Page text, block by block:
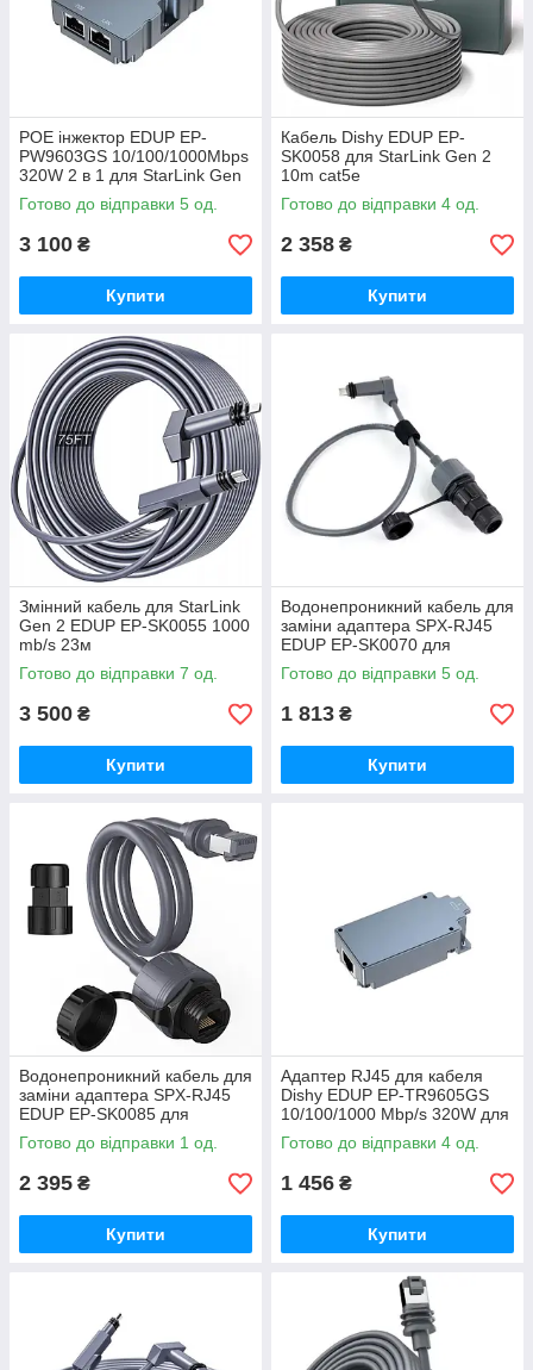
POE інжектор EDUP EP-
PW9603GS 10/100/1000Mbps
320W 2 в 1 для StarLink Gen
3
Готово до відправки 5 од.
3 100 ₴
Купити
Кабель Dishy EDUP EP-
SK0058 для StarLink Gen 2
10m cat5e
Готово до відправки 4 од.
2 358 ₴
Купити
Змінний кабель для StarLink
Gen 2 EDUP EP-SK0055 1000
mb/s 23м
Готово до відправки 7 од.
3 500 ₴
Купити
Водонепроникний кабель для
заміни адаптера SPX-RJ45
EDUP EP-SK0070 для
StarLink Gen 2 IP68
Готово до відправки 5 од.
1 813 ₴
Купити
Водонепроникний кабель для
заміни адаптера SPX-RJ45
EDUP EP-SK0085 для
StarLink Gen 3 IP68
Готово до відправки 1 од.
2 395 ₴
Купити
Адаптер RJ45 для кабеля
Dishy EDUP EP-TR9605GS
10/100/1000 Mbp/s 320W для
StarLink
Готово до відправки 4 од.
1 456 ₴
Купити